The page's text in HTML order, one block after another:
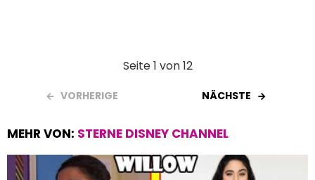
Seite 1 von 12
VORHERIGE NÄCHSTE
MEHR VON: STERNE DISNEY CHANNEL